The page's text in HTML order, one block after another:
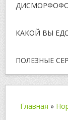
КАКОЙ ВЫ
ПОЛЕЗНЫЕ
Главная »